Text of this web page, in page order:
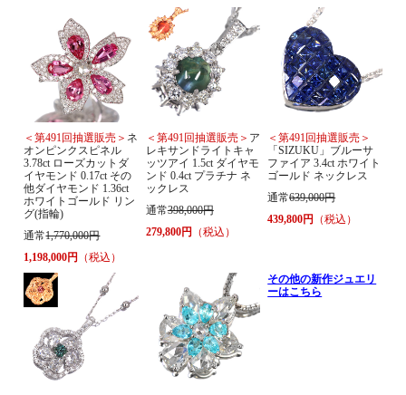
＜第491回抽選販売＞ ネ
オンピンクスピネル
3.78ct ローズカットダ
イヤモンド 0.17ct その
他ダイヤモンド 1.36ct
ホワイトゴールド リン
グ(指輪)
通常1,770,000円
1,198,000円 （税込）
＜第491回抽選販売＞ ア
レキサンドライトキャ
ッツアイ 1.5ct ダイヤモ
ンド 0.4ct プラチナ ネ
ックレス
通常398,000円
279,800円 （税込）
＜第491回抽選販売＞
「SIZUKU」ブルーサ
ファイア 3.4ct ホワイト
ゴールド ネックレス
通常639,000円
439,800円 （税込）
その他の新作ジュエリ
ーはこちら